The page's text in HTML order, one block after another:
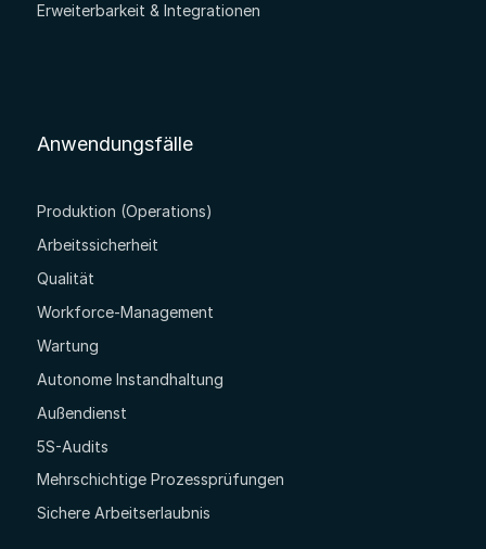
Erweiterbarkeit & Integrationen
Anwendungsfälle
Produktion (Operations)
Arbeitssicherheit
Qualität
Workforce-Management
Wartung
Autonome Instandhaltung
Außendienst
5S-Audits
Mehrschichtige Prozessprüfungen
Sichere Arbeitserlaubnis